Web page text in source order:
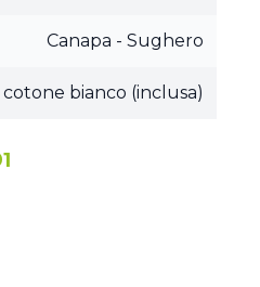
Canapa - Sughero
bianco (inclusa)